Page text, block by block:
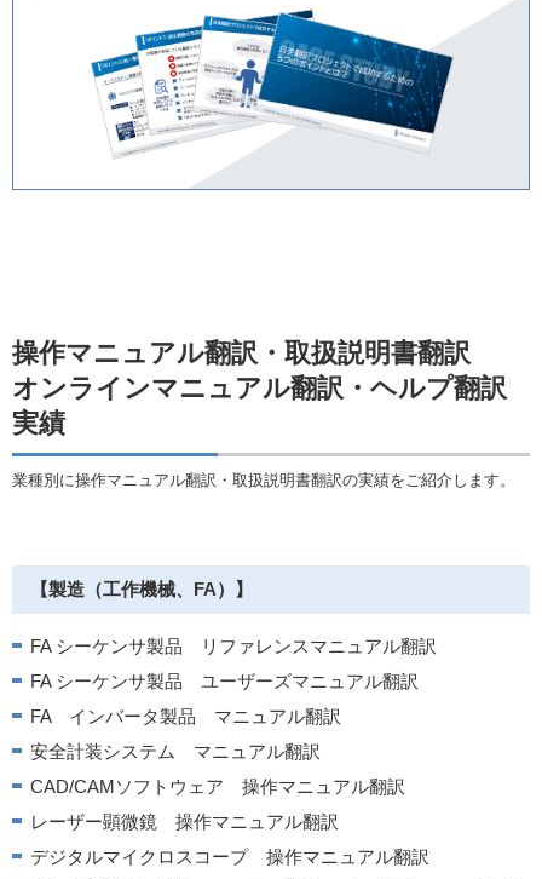
操作マニュアル翻訳・取扱説明書翻訳
オンラインマニュアル翻訳・ヘルプ翻訳
実績
業種別に操作マニュアル翻訳・取扱説明書翻訳の実績をご紹介します。
【製造（工作機械、FA）】
FA シーケンサ製品 リファレンスマニュアル翻訳
FA シーケンサ製品 ユーザーズマニュアル翻訳
FA インバータ製品 マニュアル翻訳
安全計装システム マニュアル翻訳
CAD/CAMソフトウェア 操作マニュアル翻訳
レーザー顕微鏡 操作マニュアル翻訳
デジタルマイクロスコープ 操作マニュアル翻訳